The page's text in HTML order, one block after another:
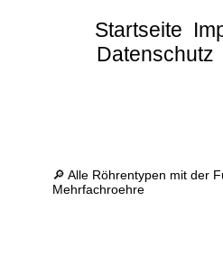
Startseite
Datenschutz
🔎 Alle Röhrentypen mit der
Mehrfachroehre